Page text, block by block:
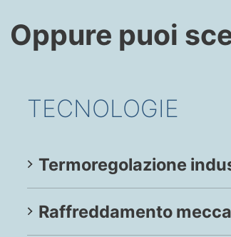
Oppure puoi
TECNOLOGIE
Termoregolazione
Raffreddamento